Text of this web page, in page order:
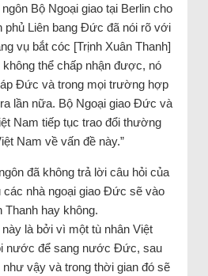
Bộ Ngoại giao tại Berlin cho
phủ Liên bang Đức đã nói rõ với
vụ bắt cóc [Trịnh Xuân Thanh]
không thể chấp nhận được, nó
Đức và trong mọi trường hợp
lần nữa. Bộ Ngoại giao Đức và
Nam tiếp tục trao đổi thường
Nam về vấn đề này.”
đã không trả lời câu hỏi của
các nhà ngoại giao Đức sẽ vào
Thanh hay không.
là bởi vì một tù nhân Việt
nước để sang nước Đức, sau
vậy và trong thời gian đó sẽ